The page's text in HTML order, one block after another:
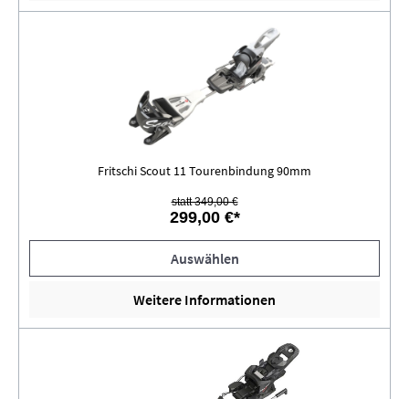
Fritschi Scout 11 Tourenbindung 90mm
statt 349,00 €
299,00 €*
Auswählen
Weitere Informationen